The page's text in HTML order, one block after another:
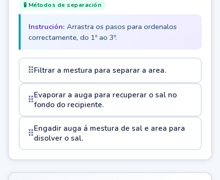
🧪 Métodos de separación
Instrución: Arrastra os pasos para ordenalos
correctamente, do 1º ao 3º.
⠿Filtrar a mestura para separar a area.
⠿Evaporar a auga para recuperar o sal no
fondo do recipiente.
⠿Engadir auga á mestura de sal e area para
disolver o sal.